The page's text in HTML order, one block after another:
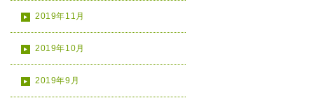
2019年11月
2019年10月
2019年9月